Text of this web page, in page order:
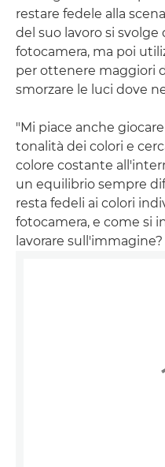
restare fedele alla
del suo lavoro si
fotocamera, ma poi
per ottenere maggiori
smorzare le luci dove
"Mi piace anche
tonalità dei colori e
colore costante
un equilibrio sempre
resta fedeli ai colori
fotocamera, e come si
lavorare sull'immagine?